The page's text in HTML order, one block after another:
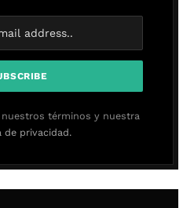
términos y nuestra
de privacidad.